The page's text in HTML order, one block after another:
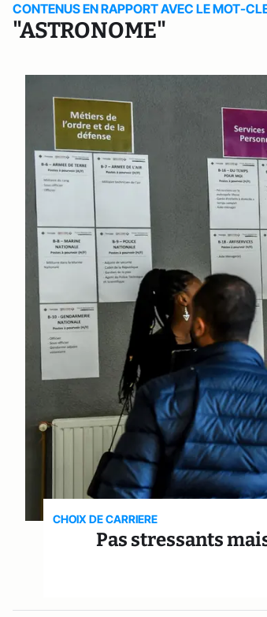
CONTENUS EN RAPPORT AVEC LE MOT-
"ASTRONOME"
CHOIX DE CARRIERE
Pas stressants